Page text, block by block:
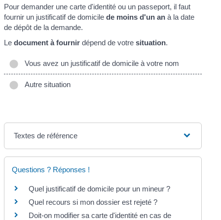
Pour demander une carte d'identité ou un passeport, il faut
fournir un justificatif de domicilede moins d'un an à la date
de dépôt de la demande.
Ledocument à fournir dépend de votresituation.
Vous avez un justificatif de domicile à votre nom
Autre situation
Textes de référence
Questions ? Réponses !
Quel justificatif de domicile pour un mineur ?
Quel recours si mon dossier est rejeté ?
Doit-on modifier sa carte d'identité en cas de